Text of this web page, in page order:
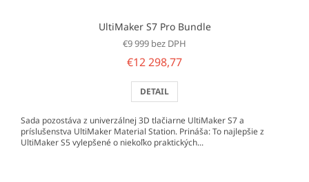
UltiMaker S7 Pro Bundle
€9 999 bez DPH
€12 298,77
DETAIL
Sada pozostáva z univerzálnej 3D tlačiarne UltiMaker S7 a
príslušenstva UltiMaker Material Station. Prináša: To najlepšie z
UltiMaker S5 vylepšené o niekoľko praktických...